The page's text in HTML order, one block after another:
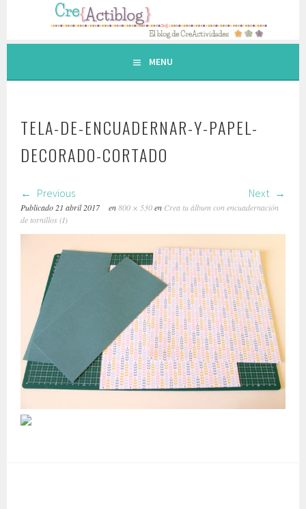
contenido.
MENU
TELA-DE-ENCUADERNAR-Y-PAPEL-
DECORADO-CORTADO
Previous Next
Publicado 21 abril 2017 en800 × 530en Crea tu álbum con encuadernación
de tornillos (I)